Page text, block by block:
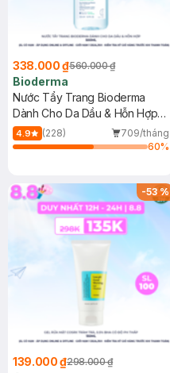
338.000 ₫560.000 ₫
Bioderma
Nước Tẩy Trang Bioderma
Dành Cho Da Dầu & Hỗn Hợp
500ml
4.9 (228)
709/tháng
60%
-53%
139.000 ₫298.000 ₫